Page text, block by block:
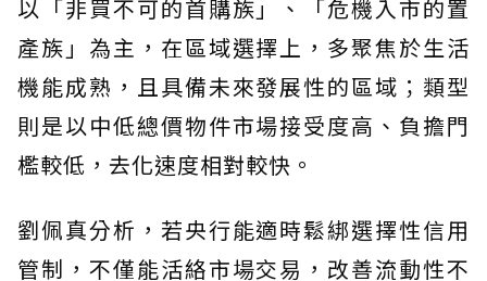
以「非買不可的首購族」、「危機入市的置
產族」為主，在區域選擇上，多聚焦於生活
機能成熟，且具備未來發展性的區域；類型
則是以中低總價物件市場接受度高、負擔門
檻較低，去化速度相對較快。
劉佩真分析，若央行能適時鬆綁選擇性信用
管制，不僅能活絡市場交易，改善流動性不